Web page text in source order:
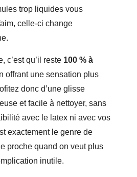
trop liquides vous
celle-ci change
c’est qu’il reste 100 % à
offrant une sensation plus
donc d’une glisse
et facile à nettoyer, sans
avec le latex ni avec vos
exactement le genre de
proche quand on veut plus
inutile.